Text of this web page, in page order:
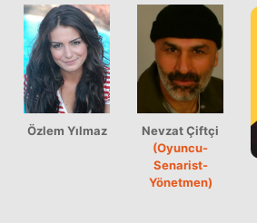
Özlem Yılmaz
Nevzat Çiftçi
(Oyuncu-
Senarist-
Yönetmen)